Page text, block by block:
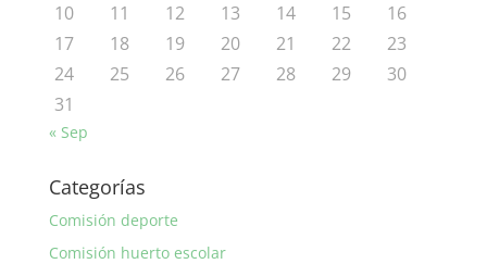
10
11 12 13 14 15
16
17
18 19 20 21 22
23
24
25 26 27 28 29
30
31
« Sep
Categorías
Comisión deporte
Comisión huerto escolar